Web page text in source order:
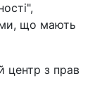
що мають
центр з прав